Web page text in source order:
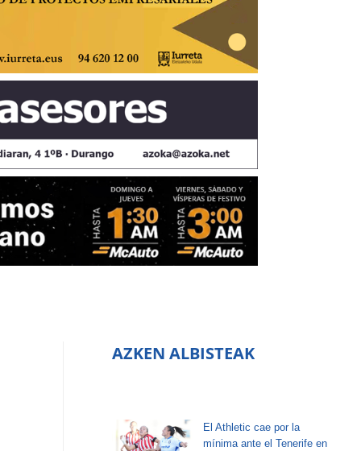
AZKEN ALBISTEAK
El Athletic cae por la
mínima ante el Tenerife en